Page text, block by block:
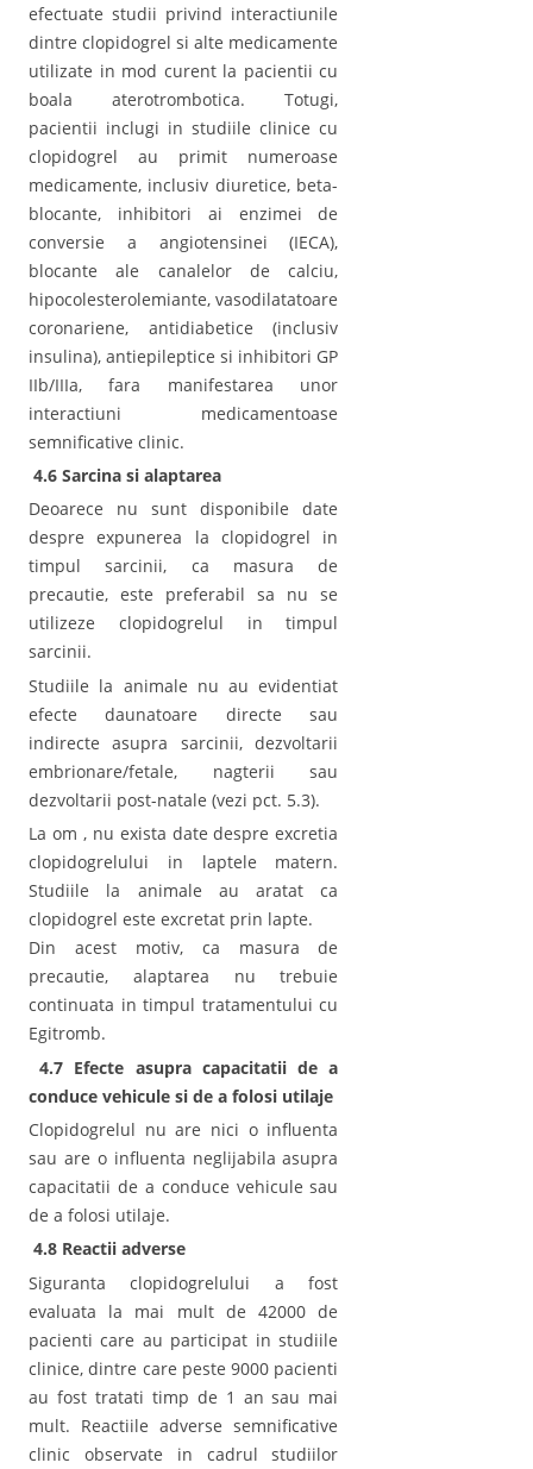
efectuate studii privind interactiunile
dintre clopidogrel si alte medicamente
utilizate in mod curent la pacientii cu
boala aterotrombotica. Totugi,
pacientii inclugi in studiile clinice cu
clopidogrel au primit numeroase
medicamente, inclusiv diuretice, beta-
blocante, inhibitori ai enzimei de
conversie a angiotensinei (IECA),
blocante ale canalelor de calciu,
hipocolesterolemiante, vasodilatatoare
coronariene, antidiabetice (inclusiv
insulina), antiepileptice si inhibitori GP
IIb/IIIa, fara manifestarea unor
interactiuni medicamentoase
semnificative clinic.
4.6 Sarcina si alaptarea
Deoarece nu sunt disponibile date
despre expunerea la clopidogrel in
timpul sarcinii, ca masura de
precautie, este preferabil sa nu se
utilizeze clopidogrelul in timpul
sarcinii.
Studiile la animale nu au evidentiat
efecte daunatoare directe sau
indirecte asupra sarcinii, dezvoltarii
embrionare/fetale, nagterii sau
dezvoltarii post-natale (vezi pct. 5.3).
La om , nu exista date despre excretia
clopidogrelului in laptele matern.
Studiile la animale au aratat ca
clopidogrel este excretat prin lapte.
Din acest motiv, ca masura de
precautie, alaptarea nu trebuie
continuata in timpul tratamentului cu
Egitromb.
4.7 Efecte asupra capacitatii de a
conduce vehicule si de a folosi utilaje
Clopidogrelul nu are nici o influenta
sau are o influenta neglijabila asupra
capacitatii de a conduce vehicule sau
de a folosi utilaje.
4.8 Reactii adverse
Siguranta clopidogrelului a fost
evaluata la mai mult de 42000 de
pacienti care au participat in studiile
clinice, dintre care peste 9000 pacienti
au fost tratati timp de 1 an sau mai
mult. Reactiile adverse semnificative
clinic observate in cadrul studiilor